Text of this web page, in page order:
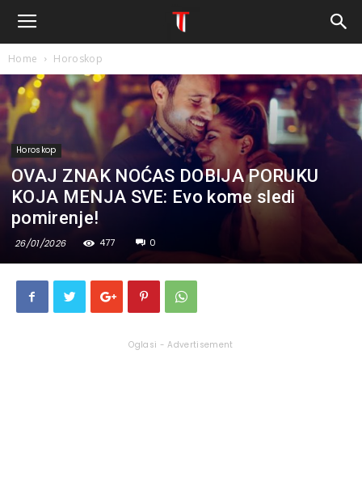
Home Horoskop
Horoskop
OVAJ ZNAK NOĆAS DOBIJA PORUKU
KOJA MENJA SVE: Evo kome sledi
pomirenje!
26/01/2026 477 0
Oglasi - Advertisement